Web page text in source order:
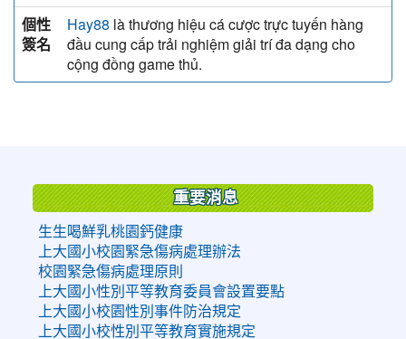
個性
簽名
Hay88 là thương hiệu cá cược trực tuyến hàng
đầu cung cấp trải nghiệm giải trí đa dạng cho
cộng đồng game thủ.
重要消息
生生喝鮮乳桃園鈣健康
上大國小校園緊急傷病處理辦法
校園緊急傷病處理原則
上大國小性別平等教育委員會設置要點
上大國小校園性別事件防治規定
上大國小校性別平等教育實施規定